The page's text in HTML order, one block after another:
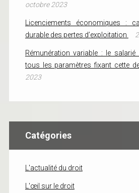
octobre 2023
Licenciements économiques :
durable des pertes d’exploitation
Rémunération variable : le
tous les paramètres fixant cette
2023
Catégories
L'actualité du droit
L'œil sur le droit